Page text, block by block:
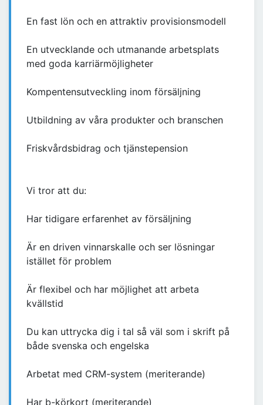
En fast lön och en attraktiv provisionsmodell
En utvecklande och utmanande arbetsplats
med goda karriärmöjligheter
Kompentensutveckling inom försäljning
Utbildning av våra produkter och branschen
Friskvårdsbidrag och tjänstepension
Vi tror att du:
Har tidigare erfarenhet av försäljning
Är en driven vinnarskalle och ser lösningar
istället för problem
Är flexibel och har möjlighet att arbeta
kvällstid
Du kan uttrycka dig i tal så väl som i skrift på
både svenska och engelska
Arbetat med CRM-system (meriterande)
Har b-körkort (meriterande)